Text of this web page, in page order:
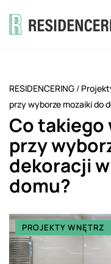
RESIDENCERING /
przy wyborze mozaiki do
Co takiego
przy
dekoracji
domu?
PROJEKTY WNĘTRZ